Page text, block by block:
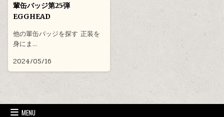
輩缶バッジ第25弾
EGGHEAD
他の輩缶バッジを探す 正装を
身にま…
2024/05/16
MENU